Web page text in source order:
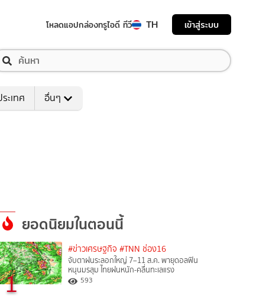
โหลดแอปกล่องทรูไอดี ทีวี TH เข้าสู่ระบบ
ะเทศ อื่นๆ
ยอดนิยมในตอนนี้
1
#ข่าวเศรษฐกิจ #TNN ช่อง16
จับตาฝนระลอกใหญ่ 7–11 ส.ค. พายุดอลฟิน
หนุนมรสุม ไทยฝนหนัก-คลื่นทะเลแรง
593